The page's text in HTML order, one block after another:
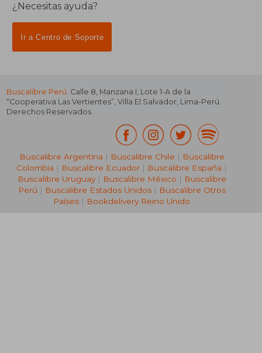
¿Necesitas ayuda?
Ir a Centro de Soporte
Buscalibre Perú. Calle 8, Manzana I, Lote 1-A de la
“Cooperativa Las Vertientes”, Villa El Salvador, Lima-Perú.
Derechos Reservados.
Buscalibre Argentina | Buscalibre Chile | Buscalibre
Colombia | Buscalibre Ecuador | Buscalibre España |
Buscalibre Uruguay| Buscalibre México | Buscalibre
Perú | Buscalibre Estados Unidos| Buscalibre Otros
Países | Bookdelivery Reino Unido